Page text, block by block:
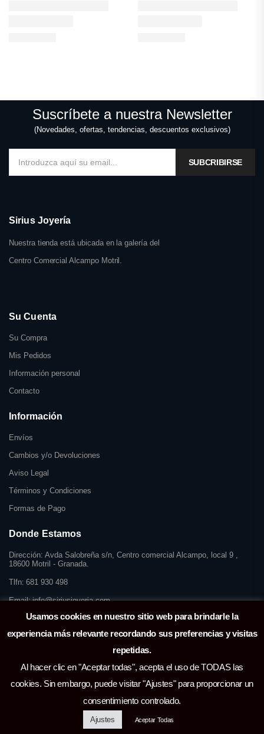
Suscríbete a nuestra Newsletter
(Novedades, ofertas, tendencias, descuentos exclusivos)
SUBCRIBIRSE
Sirius Joyería
Nuestra tienda está ubicada en la galería del
Centro Comercial Alcampo Motril.
Su Cuenta
Su Compra
Mis Pedidos
Información personal
Contacto
Información
Envíos
Cambios y/o Devoluciones
Aviso Legal
Términos y Condiciones
Formas de Pago
Donde Estamos
Tlfn: 681 930 498
Email: info@siriusjoyeria.com
Dirección: Avda Salobreña s/n, Centro comercial Alcampo, local 9 ,
18600 Motril - Granada.
Gestionar Cookies
Usamos cookies en nuestro sitio web para brindarle la
experiencia más relevante recordando sus preferencias y visitas
repetidas.
Al hacer clic en "Aceptar todas", acepta el uso de TODAS las
cookies. Sin embargo, puede visitar "Ajustes" para proporcionar un
consentimiento controlado.
Ajustes Aceptar Todas